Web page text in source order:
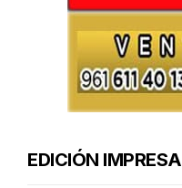
EDICIÓN IMPRESA